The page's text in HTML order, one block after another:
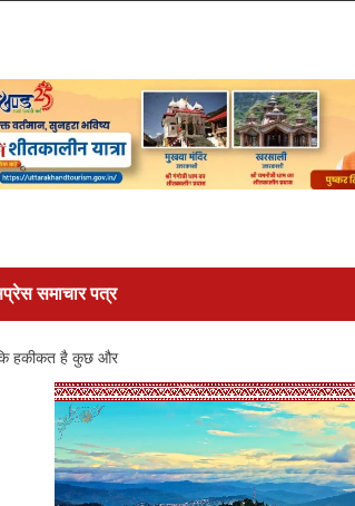
समाचार पत्र
हकीकत है कुछ और